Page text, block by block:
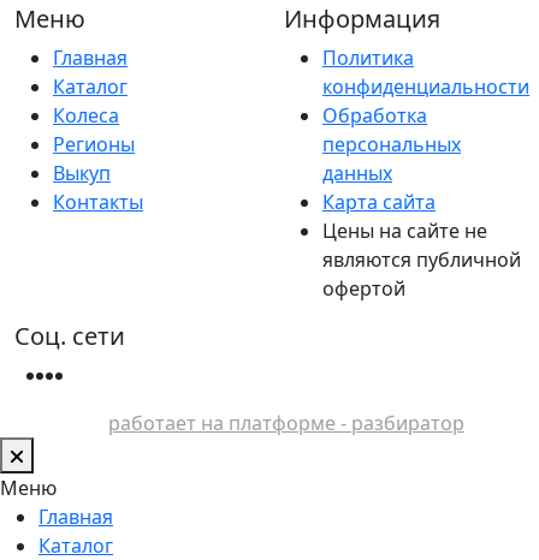
Меню
Главная
Каталог
Колеса
Регионы
Выкуп
Контакты
Информация
Политика
конфиденциальности
Обработка
персональных
данных
Карта сайта
Цены на сайте не
являются публичной
офертой
Соц. сети
работает на платформе - разбиратор
Меню
Главная
Каталог